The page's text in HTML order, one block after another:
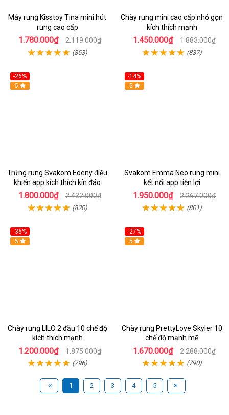
Máy rung Kisstoy Tina mini hút
rung cao cấp
1.780.000₫ 2.119.000₫
(853)
Chày rung mini cao cấp nhỏ gọn
kích thích mạnh
1.450.000₫ 1.883.000₫
(837)
-26%
Hot
5
Trứng rung Svakom Edeny điều
khiển app kích thích kín đáo
1.800.000₫ 2.432.000₫
(820)
-14%
Hot
5
Svakom Emma Neo rung mini
kết nối app tiện lợi
1.950.000₫ 2.267.000₫
(801)
-36%
Hot
5
Chày rung LILO 2 đầu 10 chế độ
kích thích mạnh
1.200.000₫ 1.875.000₫
(796)
-27%
Hot
5
Chày rung PrettyLove Skyler 10
chế độ mạnh mẽ
1.670.000₫ 2.288.000₫
(790)
1 2 3 4 5